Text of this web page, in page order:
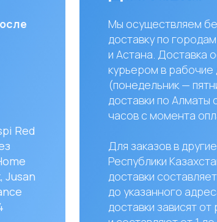
Для заказов в другие города
Республики Казахстан стоимость
доставки составляет 10 000 тенге
до указанного адреса. Сроки
доставки зависят от региона
и составляют от 1 до 8 рабочих дней.
Вы можете самостоятельно забрать